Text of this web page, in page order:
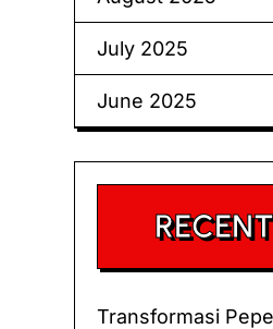
July 2025
June 2025
Transformasi